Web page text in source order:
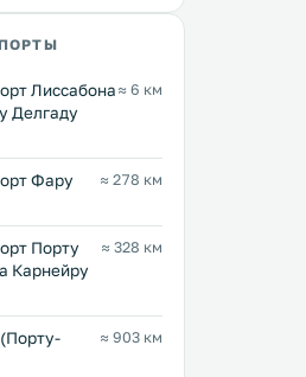
5
зеленью. Предоставляется
Лиссабона
Делгаду
≈ 6 км
Фару
≈ 278 км
Порту
Карнейру
≈ 328 км
≈ 903 км